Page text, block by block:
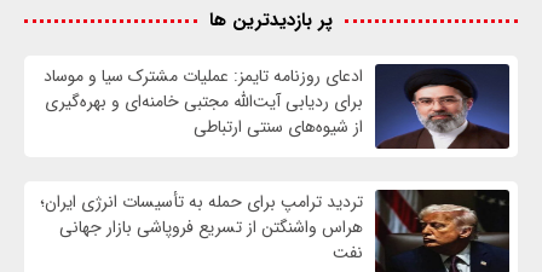
پر بازدیدترین ها
ادعای روزنامه تایمز: عملیات مشترک سیا و موساد
برای ردیابی آیت‌الله مجتبی خامنه‌ای و بهره‌گیری
از شیوه‌های سنتی ارتباطی
تردید ترامپ برای حمله به تأسیسات انرژی ایران؛
هراس واشنگتن از تسریع فروپاشی بازار جهانی
نفت